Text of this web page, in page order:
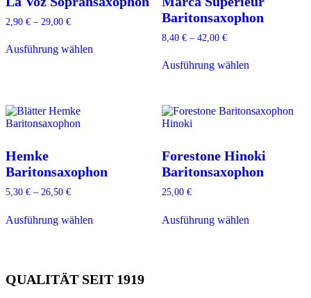
2,90 € – 29,00 €
Ausführung wählenProdukt
Produktseite
Baritonsaxophon
8,40 €– 42,00 €
Ausführung wählenProdukt
auf.
können
der
werden
Hemke
Baritonsaxophon
5,30 € – 26,50 €
Ausführung wählenProdukt
Die
Forestone Hinoki
Baritonsaxophon
25,00 €
Ausführung wählenProdukt
QUALITÄT SEIT 1919